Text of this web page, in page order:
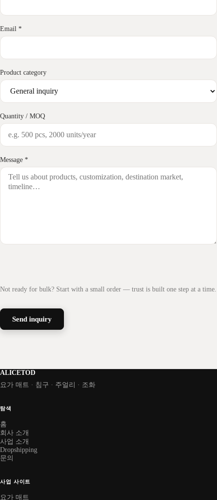
Email *
Product category
Quantity / MOQ
Message *
Not ready for bulk? Start with a small order — trust is built one step at a time.
Send inquiry
ALICETOD
요가 매트 · 침구 · 주얼리 · 조화
탐색
홈
회사 소개
사업 소개
Dropshipping
문의
사업 사이트
요가 매트